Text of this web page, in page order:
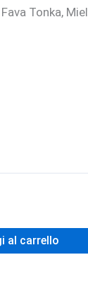
Tonka,
al carrello